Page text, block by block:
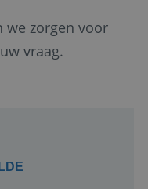
we zorgen voor
vraag.
Policy